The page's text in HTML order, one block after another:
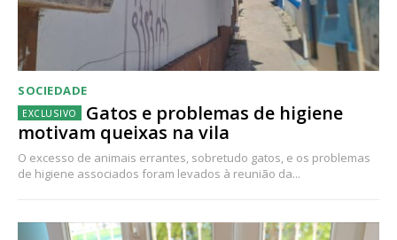
SOCIEDADE
Gatos e problemas de higiene
motivam queixas na vila
O excesso de animais errantes, sobretudo gatos, e os problemas
de higiene associados foram levados à reunião da...